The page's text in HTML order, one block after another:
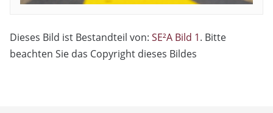
Dieses Bild ist Bestandteil von: SE²A Bild 1. Bitte
beachten Sie das Copyright dieses Bildes